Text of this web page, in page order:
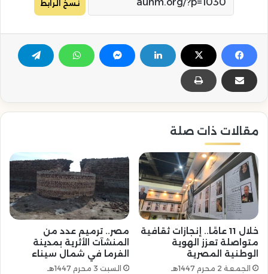
نسخ الرابط
مقالات ذات صلة
خلال 11 عامًا.. إنجازات ثقافية
متواصلة تعزز الهوية
الوطنية المصرية
الجمعة 2 محرم 1447هـ
مصر.. ترميم عدد من
المنشآت الأثرية بمدينة
الفرما في شمال سيناء
السبت 3 محرم 1447هـ